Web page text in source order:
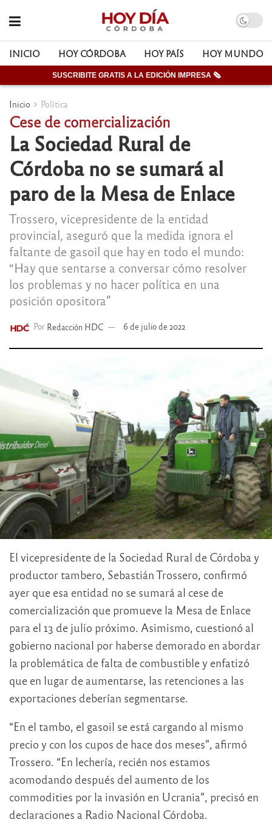
INICIO HOY CÓRDOBA HOY PAÍS HOY MUNDO
SUSCRIBITE GRATIS A LA EDICIÓN IMPRESA 🗞
Inicio Política
Cese de comercialización
La Sociedad Rural de
Córdoba no se sumará al
paro de la Mesa de Enlace
Trossero, vicepresidente de la entidad
provincial, aseguró que la medida ignora el
faltante de gasoil que hay en todo el mundo:
“Hay que sentarse a conversar cómo resolver
los problemas y no hacer política en una
posición opositora”
Por Redacción HDC 6 de julio de 2022
El vicepresidente de la Sociedad Rural de Córdoba y
productor tambero, Sebastián Trossero, confirmó
ayer que esa entidad no se sumará al cese de
comercialización que promueve la Mesa de Enlace
para el 13 de julio próximo. Asimismo, cuestionó al
gobierno nacional por haberse demorado en abordar
la problemática de falta de combustible y enfatizó
que en lugar de aumentarse, las retenciones a las
exportaciones deberían segmentarse.
“En el tambo, el gasoil se está cargando al mismo
precio y con los cupos de hace dos meses”, afirmó
Trossero. “En lechería, recién nos estamos
acomodando después del aumento de los
commodities por la invasión en Ucrania”, precisó en
declaraciones a Radio Nacional Córdoba.